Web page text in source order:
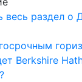
Berkshire